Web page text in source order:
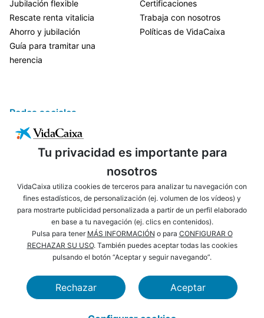
Tu privacidad es importante para
nosotros
VidaCaixa utiliza cookies de terceros para analizar tu navegación con
fines estadísticos, de personalización (ej. volumen de los vídeos) y
para mostrarte publicidad personalizada a partir de un perfil elaborado
en base a tu navegación (ej. clics en contenidos).
Pulsa para tener MÁS INFORMACIÓN o para CONFIGURAR O
RECHAZAR SU USO. También puedes aceptar todas las cookies
pulsando el botón “Aceptar y seguir navegando”.
Rechazar Aceptar
Jubilación flexible
Rescate renta vitalicia
Ahorro y jubilación
Guía para tramitar una
herencia
Certificaciones
Trabaja con nosotros
Políticas de VidaCaixa
Redes sociales
ENLACES DE INTERÉS AVISO LEGAL
PRIVACIDAD POLÍTICA DE COOKIES
MAPA WEB ACCESIBILIDAD
CAIXABANK FUNDACIÓN LA CAIXA